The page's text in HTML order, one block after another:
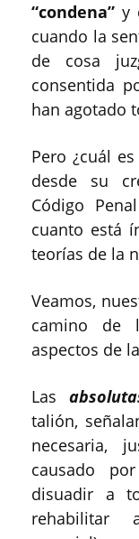
“condena”y
cuando la
de cosa
consentida
han agotado
Pero ¿cuál
desde su
Código
cuanto está
teorías de la
Veamos,
camino de
aspectos de
Las
talión,
necesaria,
causado
disuadir a
rehabilitar